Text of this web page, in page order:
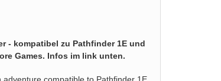
- kompatibel zu Pathfinder 1E und
Games. Infos im link unten.
compatible to Pathfinder 1E